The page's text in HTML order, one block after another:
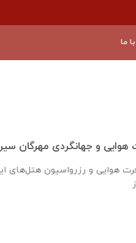
ما
و جهانگردی مهرگان سیر